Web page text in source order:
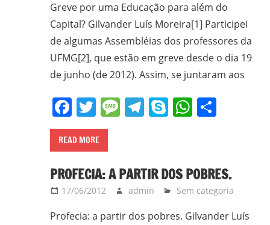
Greve por uma Educação para além do
Capital? Gilvander Luís Moreira[1] Participei
de algumas Assembléias dos professores da
UFMG[2], que estão em greve desde o dia 19
de junho (de 2012). Assim, se juntaram aos
Facebook
Twitter
Message
Telegram
SkypeShare
READ MORE
PROFECIA: A PARTIR DOS POBRES.
17/06/2012 admin Sem categoria
Profecia: a partir dos pobres. Gilvander Luís